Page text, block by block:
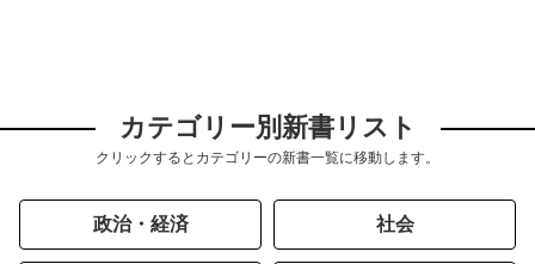
カテゴリー別新書リスト
クリックするとカテゴリーの新書一覧に移動します。
政治・経済 社会